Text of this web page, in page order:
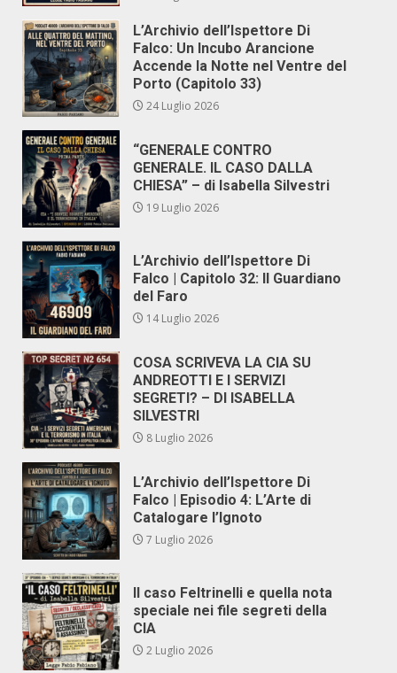
L’Archivio dell’Ispettore Di
Falco: Un Incubo Arancione
Accende la Notte nel Ventre del
Porto (Capitolo 33)
24 Luglio 2026
“GENERALE CONTRO
GENERALE. IL CASO DALLA
CHIESA” – di Isabella Silvestri
19 Luglio 2026
L’Archivio dell’Ispettore Di
Falco | Capitolo 32: Il Guardiano
del Faro
14 Luglio 2026
COSA SCRIVEVA LA CIA SU
ANDREOTTI E I SERVIZI
SEGRETI? – DI ISABELLA
SILVESTRI
8 Luglio 2026
L’Archivio dell’Ispettore Di
Falco | Episodio 4: L’Arte di
Catalogare l’Ignoto
7 Luglio 2026
Il caso Feltrinelli e quella nota
speciale nei file segreti della
CIA
2 Luglio 2026